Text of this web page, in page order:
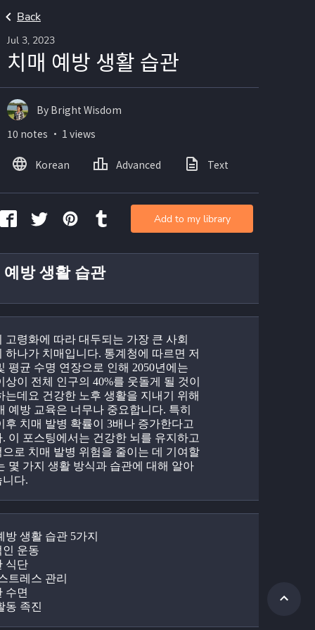
Back
Jul 3, 2023
치매 예방 생활 습관
예방 생활 습관
고령화에 따라 대두되는 가장 큰 사회
하나가 치매입니다. 통계청에 따르면 저
평균 수명 연장으로 인해 2050년에는
상이 전체 인구의 40%를 웃돌게 될 것이
는데요 건강한 노후 생활을 지내기 위해
예방 교육은 너무나 중요합니다. 특히
후 치매 발병 확률이 3배나 증가한다고
이 포스팅에서는 건강한 뇌를 유지하고
으로 치매 발병 위험을 줄이는 데 기여할
몇 가지 생활 방식과 습관에 대해 알아
다.
방 생활 습관 5가지
운동
식단
트레스 관리
수면
동 족진
By Bright Wisdom
10 notes ・ 1 views
Korean Advanced Text
Add to my library